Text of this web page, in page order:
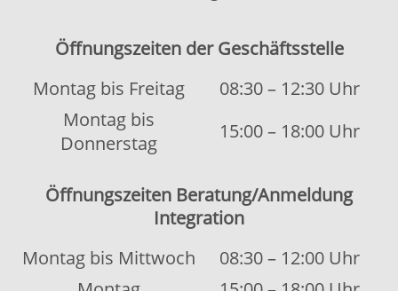
OK
Diese Webseite verwendet Cookies, um
die Bedienfreundlichkeit zu erhöhen.